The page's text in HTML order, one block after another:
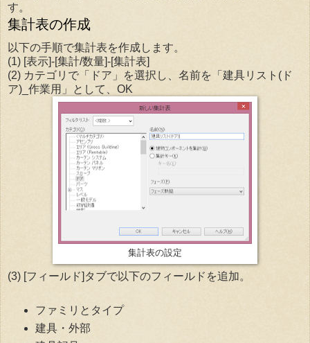
す。
集計表の作成
以下の手順で集計表を作成します。
(1) [表示]-[集計/数量]-[集計表]
(2) カテゴリで「ドア」を選択し、名前を「建具リスト(ド
ア)_作業用」として、OK
集計表の設定
(3) [フィールド]タブで以下のフィールドを追加。
ファミリとタイプ
建具・外部